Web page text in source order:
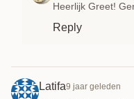
Heerlijk Greet!
Reply
Latifa9 jaar geleden